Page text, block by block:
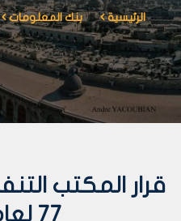
الرئيسية بنك المعلومات
قرار المكتب
77 لعام 2001